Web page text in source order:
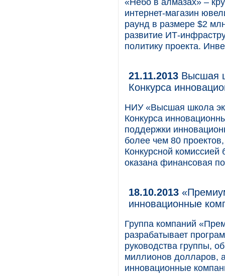
интернет-магазин
раунд в размере $2
развитие ИТ-
политику проекта.
21.11.2013 Высшая
Конкурса
НИУ «Высшая школа
Конкурса
поддержки
более чем 80
Конкурсной
оказана финансовая
18.10.2013
инновационные
Группа компаний
разрабатывает
руководства группы,
миллионов долларов,
инновационные